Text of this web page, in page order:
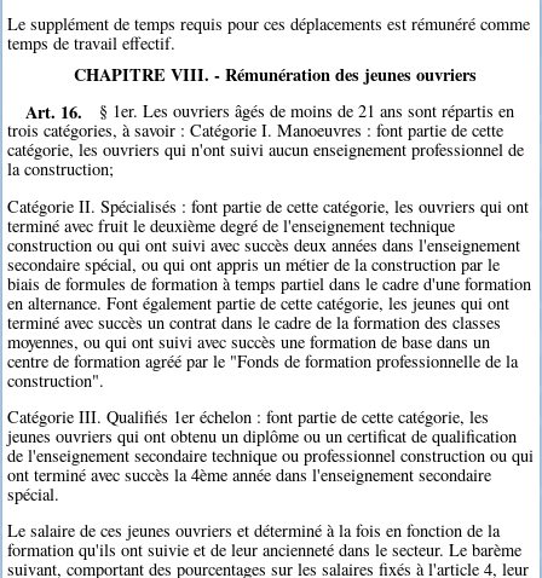
Le supplément de temps requis pour ces déplacements est rémunéré comme
temps de travail effectif.
CHAPITRE VIII. - Rémunération des jeunes ouvriers
Art. 16.
§ 1er. Les ouvriers âgés de moins de 21 ans sont répartis en
trois catégories, à savoir : Catégorie I. Manoeuvres : font partie de cette
catégorie, les ouvriers qui n'ont suivi aucun enseignement professionnel de
la construction;
Catégorie II. Spécialisés : font partie de cette catégorie, les ouvriers qui ont
terminé avec fruit le deuxième degré de l'enseignement technique
construction ou qui ont suivi avec succès deux années dans l'enseignement
secondaire spécial, ou qui ont appris un métier de la construction par le
biais de formules de formation à temps partiel dans le cadre d'une formation
en alternance. Font également partie de cette catégorie, les jeunes qui ont
terminé avec succès un contrat dans le cadre de la formation des classes
moyennes, ou qui ont suivi avec succès une formation de base dans un
centre de formation agréé par le "Fonds de formation professionnelle de la
construction".
Catégorie III. Qualifiés 1er échelon : font partie de cette catégorie, les
jeunes ouvriers qui ont obtenu un diplôme ou un certificat de qualification
de l'enseignement secondaire technique ou professionnel construction ou qui
ont terminé avec succès la 4ème année dans l'enseignement secondaire
spécial.
Le salaire de ces jeunes ouvriers et déterminé à la fois en fonction de la
formation qu'ils ont suivie et de leur ancienneté dans le secteur. Le barème
suivant, comportant des pourcentages sur les salaires fixés à l'article 4, leur